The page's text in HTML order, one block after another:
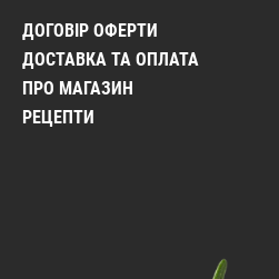
ДОГОВІР ОФЕРТИ
ДОСТАВКА ТА ОПЛАТА
ПРО МАГАЗИН
РЕЦЕПТИ